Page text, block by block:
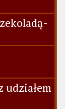
udziałem